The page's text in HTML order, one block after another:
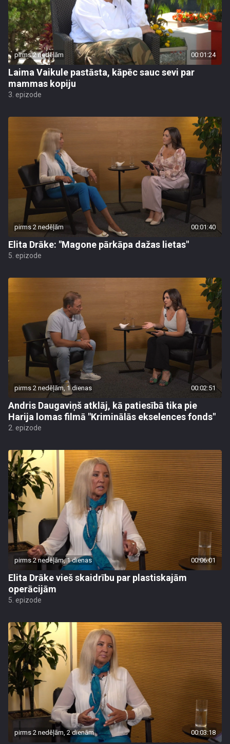
pirms 2 nedēļām 00:01:24
Laima Vaikule pastāsta, kāpēc sauc sevi par
mammas kopiju
3. epizode
pirms 2 nedēļām 00:01:40
Elita Drāke: "Magone pārkāpa dažas lietas"
5. epizode
pirms 2 nedēļām, 1 dienas 00:02:51
Andris Daugaviņš atklāj, kā patiesībā tika pie
Harija lomas filmā "Kriminālās ekselences fonds"
2. epizode
pirms 2 nedēļām, 1 dienas 00:06:01
Elita Drāke vieš skaidrību par plastiskajām
operācijām
5. epizode
pirms 2 nedēļām, 2 dienām 00:03:18